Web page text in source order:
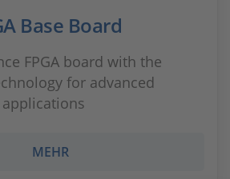
Base Board
FPGA board with the
for advanced
MEHR